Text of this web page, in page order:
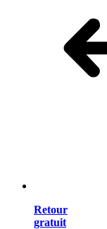
Retour
gratuit